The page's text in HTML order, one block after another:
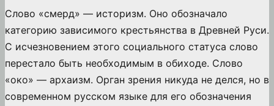
Слово «смерд» — историзм. Оно обозначало
категорию зависимого крестьянства в Древней Руси.
С исчезновением этого социального статуса слово
перестало быть необходимым в обиходе. Слово
«око» — архаизм. Орган зрения никуда не делся, но в
современном русском языке для его обозначения